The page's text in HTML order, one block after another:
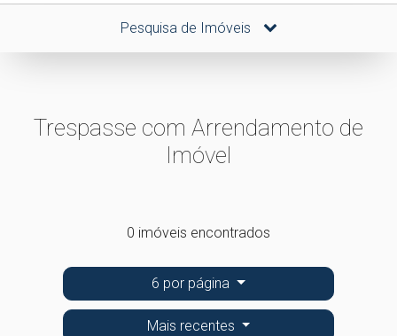
Pesquisa de Imóveis
Trespasse com Arrendamento de
Imóvel
0 imóveis encontrados
6 por página
Mais recentes